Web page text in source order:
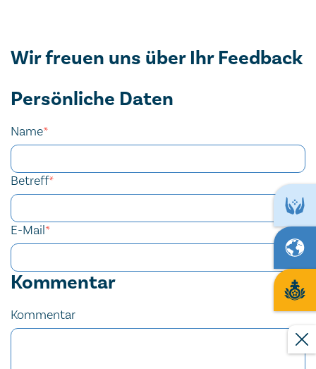
Wir freuen uns über Ihr Feedback
Persönliche Daten
Name*
Betreff*
E-Mail*
Kommentar
Kommentar